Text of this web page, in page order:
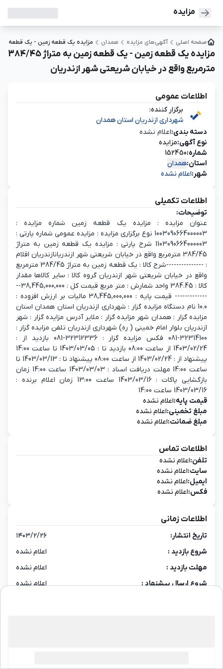
مزایده
صفحه اصلی آگهی‌های مزایده همدان مزایده یک قطعه زمین - یک قطعه زمین به متراژ 384/45 مترمربع واقع در
مزایده یک قطعه زمین - یک قطعه زمین به متراژ 384/45
مترمربع واقع در خیابان شریعتی شهر ازندریان
اطلاعات عمومی
برگزار کننده:
شهرداری ازندریان استان همدان
دسته‌ بندی:اعلام نشده
نوع آگهی:مزایده
شماره:152450
استان:همدان
شهر:اعلام نشده
اطلاعات تکمیلی
توضیحات:
عنوان مزایده : مزایده یک قطعه زمین شماره مزایده :
1003090664000003 نوع برگزاری مزایده : مزایده عمومی شماره پارتی :
1103090664000003 شرح پارتی : مزایده یک قطعه زمین به متراژ
384/45 مترمربع واقع در خیابان شریعتی شهر ازندریانازندریان اقلام
: ---------------شرح کالا : یک قطعه زمین به متراژ 384/45 مترمربع
واقع در خیابان شریعتی شهر ازندریان گروه کالا : سایر کالاها مقدار
کالا : 384.45 واحد شمارش : متر مربع قیمت کل : 38,445,000,000--
------------- قیمت پایه : 38,445,000,000 مالیات بر ارزش افزوده :
10.0 نام دستگاه مزایده گزار : شهرداری ازندریان استان همدان استان
مزایده گزار : همدان شهر مزایده گزار : ملایر آدرس مزایده گزار : شهر
ازندریان بلوار امام خمینی ( ره) شهرداری ازندریان تلفن مزایده گزار :
32314100-081 فکس مزایده گزار : 32312336-081 بازدید از :
1403/02/24 از ساعت 08:00 بازدید تا : 1403/03/05 تا ساعت 14:00
پیشنهاد از : 1403/02/24 از ساعت 08:00 پیشنهاد تا : 1403/03/13 تا
ساعت 14:00 مهلت دریافت اسناد : 1403/03/03 ساعت 14:00 زمان
بازگشایی پاکات : 1403/03/16 ساعت 13:00 زمان اعلام برنده :
1403/03/16 ساعت 14:00
قیمت پایه:اعلام نشده
مبلغ تخمینی:اعلام نشده
مبلغ ضمانت:اعلام نشده
اطلاعات تماس
تلفن:اعلام نشده
سایت:اعلام نشده
ایمیل:اعلام نشده
فکس:اعلام نشده
اطلاعات زمانی
تاریخ انتشار:
۱۴۰۳/۲/۲۶
شروع بازدید :
اعلام نشده
مهلت بازدید :
اعلام نشده
شروع ارسال پیشنهاد :
اعلام نشده